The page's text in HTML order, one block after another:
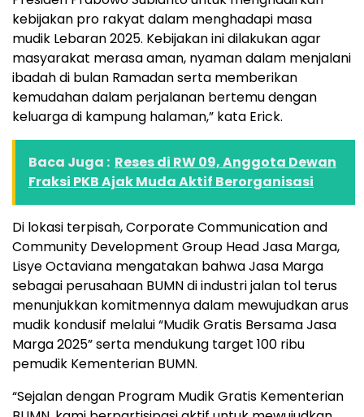
kebijakan pro rakyat dalam menghadapi masa
mudik Lebaran 2025. Kebijakan ini dilakukan agar
masyarakat merasa aman, nyaman dalam menjalani
ibadah di bulan Ramadan serta memberikan
kemudahan dalam perjalanan bertemu dengan
keluarga di kampung halaman,” kata Erick.
Baca Juga : Reses di RW 09, Anggota Dewan
Fraksi PKB Ajak Muda Aktif Berorganisasi
Di lokasi terpisah, Corporate Communication and
Community Development Group Head Jasa Marga,
Lisye Octaviana mengatakan bahwa Jasa Marga
sebagai perusahaan BUMN di industri jalan tol terus
menunjukkan komitmennya dalam mewujudkan arus
mudik kondusif melalui “Mudik Gratis Bersama Jasa
Marga 2025” serta mendukung target 100 ribu
pemudik Kementerian BUMN.
“Sejalan dengan Program Mudik Gratis Kementerian